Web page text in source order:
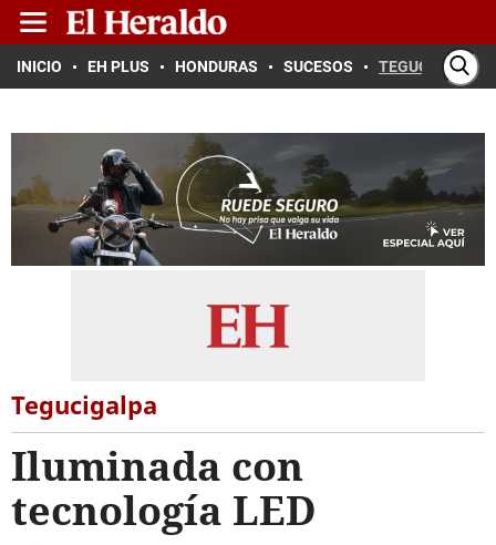
INICIO EH PLUS HONDURAS SUCESOS TEGUCIGALPA
Tegucigalpa
Iluminada con
tecnología LED